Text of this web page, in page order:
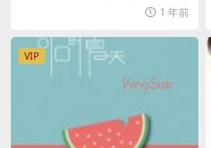
1 年前
VIP